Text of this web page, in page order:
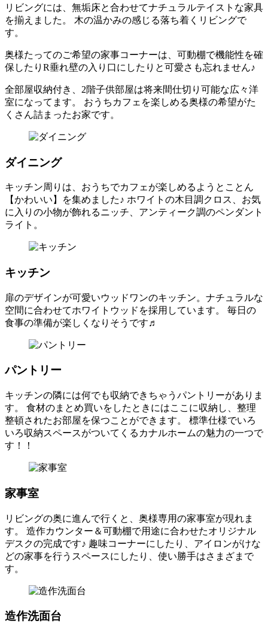
リビングには、無垢床と合わせてナチュラルテイストな家具
を揃えました。 木の温かみの感じる落ち着くリビングで
す。
奥様たってのご希望の家事コーナーは、可動棚で機能性を確
保したりR垂れ壁の入り口にしたりと可愛さも忘れません♪
全部屋収納付き、2階子供部屋は将来間仕切り可能な広々洋
室になってます。 おうちカフェを楽しめる奥様の希望がた
くさん詰まったお家です。
ダイニング
キッチン周りは、おうちでカフェが楽しめるようとことん
【かわいい】を集めました♪ ホワイトの木目調クロス、お気
に入りの小物が飾れるニッチ、アンティーク調のペンダント
ライト。
キッチン
扉のデザインが可愛いウッドワンのキッチン。ナチュラルな
空間に合わせてホワイトウッドを採用しています。 毎日の
食事の準備が楽しくなりそうです♬
パントリー
キッチンの隣には何でも収納できちゃうパントリーがありま
す。 食材のまとめ買いをしたときにはここに収納し、整理
整頓されたお部屋を保つことができます。 標準仕様でいろ
いろ収納スペースがついてくるカナルホームの魅力の一つで
す！！
家事室
リビングの奥に進んで行くと、奥様専用の家事室が現れま
す。 造作カウンター＆可動棚で用途に合わせたオリジナル
デスクの完成です♪ 趣味コーナーにしたり、アイロンがけな
どの家事を行うスペースにしたり、使い勝手はさまざまで
す。
造作洗面台